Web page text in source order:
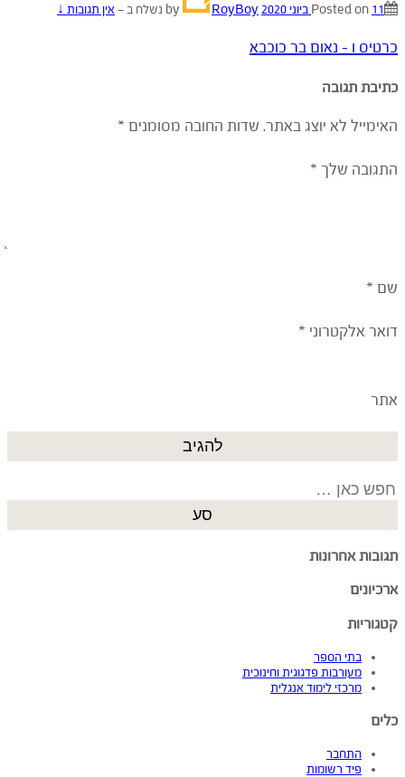
Posted on 11 ביוני 2020 RoyBoy נשלח ב—אין תגובות ↓
כרטיס ו - נאום בר כוכבא
כתיבת תגובה
האימייל לא יוצג באתר. שדות החובה מסומנים *
התגובה שלך *
שם *
דואר אלקטרוני *
אתר
Search
for:
תגובות אחרונות
ארכיונים
קטגוריות
בתי הספר
מעורבות פדגוגית וחינוכית
מרכזי לימוד אנגלית
כלים
התחבר
פיד רשומות